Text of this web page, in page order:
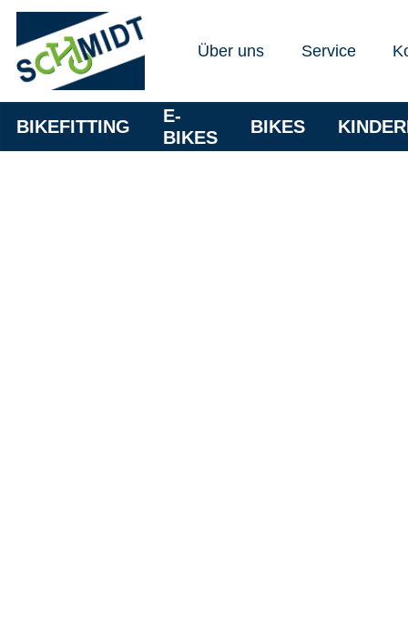
Über uns Service
BIKEFITTING
E-
BIKES
BIKES